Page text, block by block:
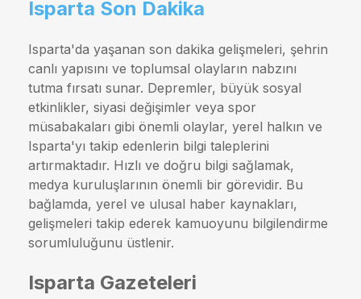
Isparta Son Dakika
Isparta'da yaşanan son dakika gelişmeleri, şehrin
canlı yapısını ve toplumsal olayların nabzını
tutma fırsatı sunar. Depremler, büyük sosyal
etkinlikler, siyasi değişimler veya spor
müsabakaları gibi önemli olaylar, yerel halkın ve
Isparta'yı takip edenlerin bilgi taleplerini
artırmaktadır. Hızlı ve doğru bilgi sağlamak,
medya kuruluşlarının önemli bir görevidir. Bu
bağlamda, yerel ve ulusal haber kaynakları,
gelişmeleri takip ederek kamuoyunu bilgilendirme
sorumluluğunu üstlenir.
Isparta Gazeteleri